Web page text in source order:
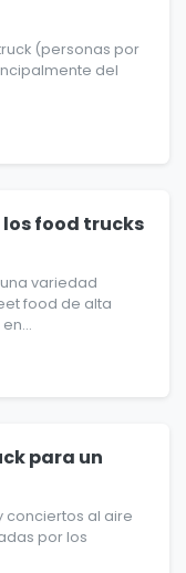
(personas por
del
los food trucks
variedad
food de alta
para un
conciertos al aire
por los